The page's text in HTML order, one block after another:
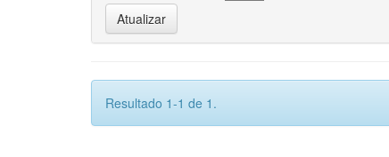
Resultado 1-1 de 1.